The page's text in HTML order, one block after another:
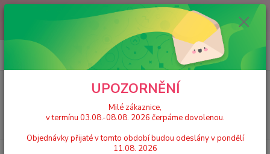
Milé zákaznice, v termínu 03.08.-08.08. 2026 čerpáme dovolenou.
Objednávky přijaté v tomto období budou odeslány v pondělí 11.08.
2026 Děkujeme za pochopení 🌞
CZK
Hledat
+420 777 224 390
(Po-Pá, 9-17 hod.)
0 Kč
UPOZORNĚNÍ
Milé zákaznice,
v termínu 03.08.-08.08. 2026 čerpáme dovolenou.
Objednávky přijaté v tomto období budou odeslány v pondělí
11.08. 2026